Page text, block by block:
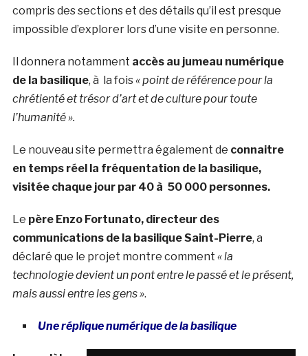
compris des sections et des détails qu’il est presque
impossible d’explorer lors d’une visite en personne.
Il donnera notamment accès au jumeau numérique
de la basilique, à la fois« point de référence pour la
chrétienté et trésor d’art et de culture pour toute
l’humanité ».
Le nouveau site permettra également de connaitre
en temps réel la fréquentation de la basilique,
visitée chaque jour par 40 à 50 000 personnes.
Le père Enzo Fortunato, directeur des
communications de la basilique Saint-Pierre, a
déclaré que le projet montre comment « la
technologie devient un pont entre le passé et le présent,
mais aussi entre les gens ».
Une réplique numérique de la basilique